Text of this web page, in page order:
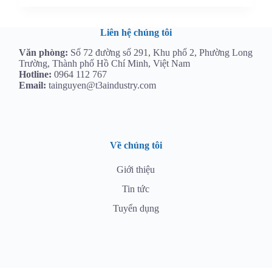
Liên hệ chúng tôi
Văn phòng: Số 72 đường số 291, Khu phố 2, Phường Long
Trường, Thành phố Hồ Chí Minh, Việt Nam
Hotline: 0964 112 767
Email: tainguyen@t3aindustry.com
Về chúng tôi
Giới thiệu
Tin tức
Tuyển dụng